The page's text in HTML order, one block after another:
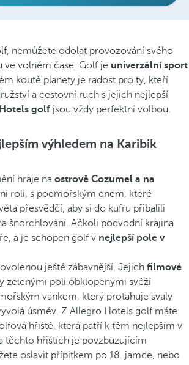
nemůžete odolat provozování svého
volném čase. Golf je univerzální sport
koutě planety je radost pro ty, kteří
a cestovní ruch s jejich nejlepší
golf jsou vždy perfektní volbou.
výhledem na Karibik
hraje na ostrově Cozumel a na
roli, s podmořským dnem, které
přesvědčí, aby si do kufru přibalili
šnorchlování. Ačkoli podvodní krajina
a je schopen golf v nejlepší pole v
ještě zábavnější. Jejich filmové
zelenými poli obklopenými svěží
vánkem, který protahuje svaly
úsměv. Z Allegro Hotels golf máte
hřiště, která patří k těm nejlepším v
těchto hřištích je povzbuzujícím
oslavit přípitkem po 18. jamce, nebo